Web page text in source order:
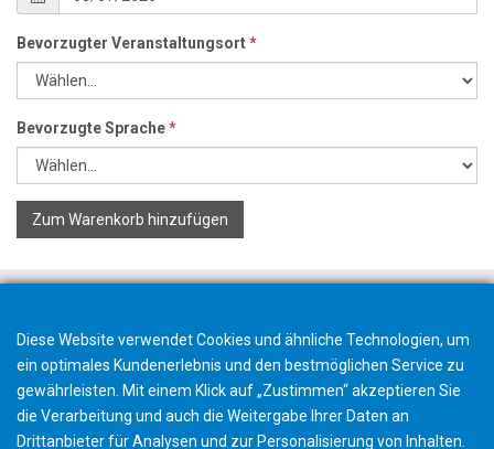
Bevorzugter Veranstaltungsort*
Bevorzugte Sprache*
Zum Warenkorb hinzufügen
Diese Website verwendet Cookies und ähnliche Technologien, um
ein optimales Kundenerlebnis und den bestmöglichen Service zu
gewährleisten. Mit einem Klick auf „Zustimmen“ akzeptieren Sie
die Verarbeitung und auch die Weitergabe Ihrer Daten an
Drittanbieter für Analysen und zur Personalisierung von Inhalten.